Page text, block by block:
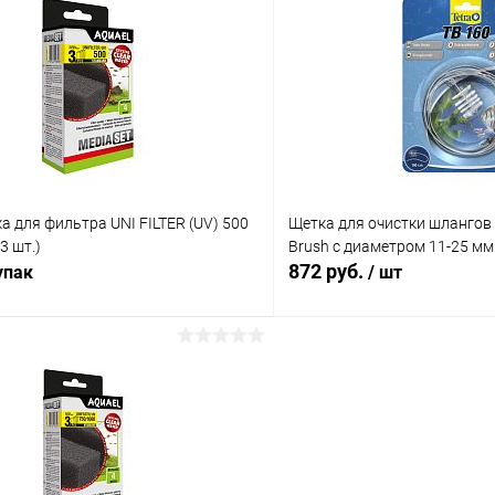
Сравнение
В наличии
Купить в 1 клик
для фильтра UNI FILTER (UV) 500
шт.)
Щетка для очистки шлангов
Brush с диаметром 11-25 мм
872 руб. / шт